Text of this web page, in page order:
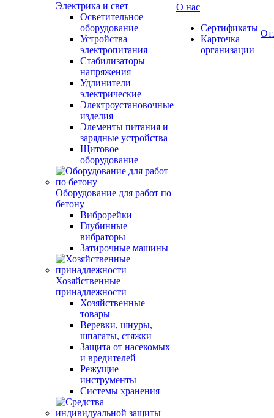
Электрика и свет
Осветительное
оборудование
Устройства
электропитания
Стабилизаторы
напряжения
Удлинители
электрические
Электроустановочные
изделия
Элементы питания и
зарядные устройства
Щитовое
оборудование
Оборудование для работ по
бетону
Виброрейки
Глубинные
вибраторы
Затирочные машины
Хозяйственные
принадлежности
Хозяйственные
товары
Веревки, шнуры,
шпагаты, стяжки
Защита от насекомых
и вредителей
Режущие
инструменты
Системы хранения
О нас
Сертификаты
Карточка
организации